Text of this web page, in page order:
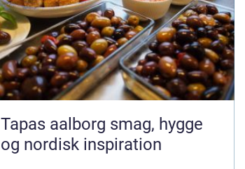
Tapas aalborg smag, hygge
og nordisk inspiration